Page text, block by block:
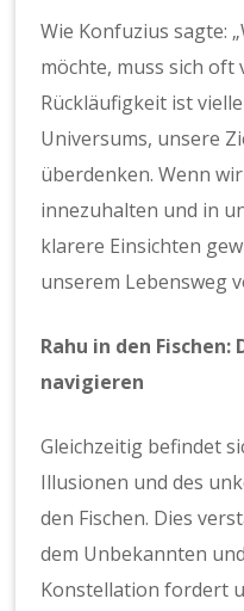
Wie Konfuzius sagte:
möchte, muss sich oft
Rückläufigkeit ist
Universums, unsere
überdenken. Wenn
innezuhalten und in
klarere Einsichten
unserem Lebensweg
Rahu in den Fischen:
navigieren
Gleichzeitig befindet
Illusionen und des
den Fischen. Dies
dem Unbekannten
Konstellation fordert